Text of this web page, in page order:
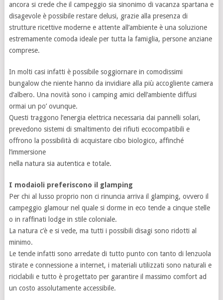
ancora si crede che il campeggio sia sinonimo di vacanza spartana e
disagevole è possibile restare delusi, grazie alla presenza di
strutture ricettive moderne e attente all’ambiente è una soluzione
estremamente comoda ideale per tutta la famiglia, persone anziane
comprese.
In molti casi infatti è possibile soggiornare in comodissimi
bungalow che niente hanno da invidiare alla più accogliente camera
d’albero. Una novità sono i camping amici dell’ambiente diffusi
ormai un po’ ovunque.
Questi traggono l’energia elettrica necessaria dai pannelli solari,
prevedono sistemi di smaltimento dei rifiuti ecocompatibili e
offrono la possibilità di acquistare cibo biologico, affinché
l’immersione
nella natura sia autentica e totale.
I modaioli preferiscono il glamping
Per chi al lusso proprio non ci rinuncia arriva il glamping, ovvero il
campeggio glamour nel quale si dorme in eco tende a cinque stelle
o in raffinati lodge in stile coloniale.
La natura c’è e si vede, ma tutti i possibili disagi sono ridotti al
minimo.
Le tende infatti sono arredate di tutto punto con tanto di lenzuola
stirate e connessione a internet, i materiali utilizzati sono naturali e
riciclabili e tutto è progettato per garantire il massimo comfort ad
un costo assolutamente accessibile.